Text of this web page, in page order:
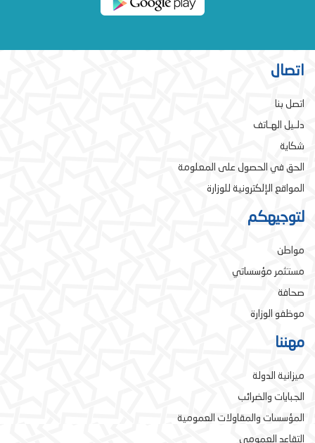
اتصال
اتصل بنا
دلـيل الهـاتف
شكاية
الحق في الحصول على المعلومة
المواقع الإلكترونية للوزارة
لتوجيهكم
مواطن
مستثمر مؤسساتي
صحافة
موظفو الوزارة
مهننا
ميزانية الدولة
الجبايات والضرائب
المؤسسات والمقاولات العمومية
التقاعد العمومي